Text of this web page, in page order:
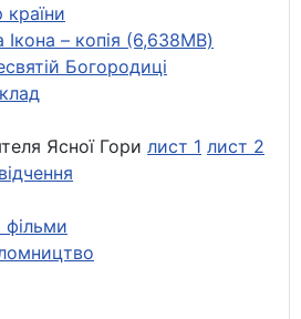
країни
– копія (6,638MB)
Богородиці
Ясної Гори лист 1 лист 2
фільми